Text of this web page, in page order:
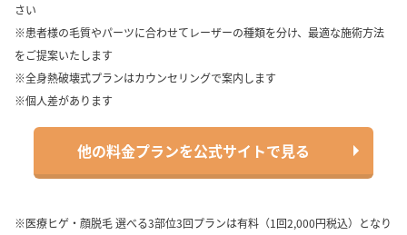
さい
※患者様の毛質やパーツに合わせてレーザーの種類を分け、最適な施術方法
をご提案いたします
※全身熱破壊式プランはカウンセリングで案内します
※個人差があります
他の料金プランを公式サイトで見る
※医療ヒゲ・顔脱毛 選べる3部位3回プランは有料（1回2,000円税込）となり